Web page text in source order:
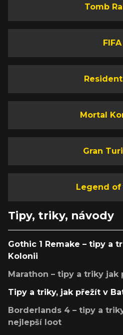
Tomb
FIFA
Mortal
Gran
Legend of
Tipy, triky, návody
Gothic 1 Remake – tipy a
Kolonii
Marathon – tipy a triky jak
Tipy a triky, jak přežít v
Borderlands 4 – tipy a
nejlepší loot